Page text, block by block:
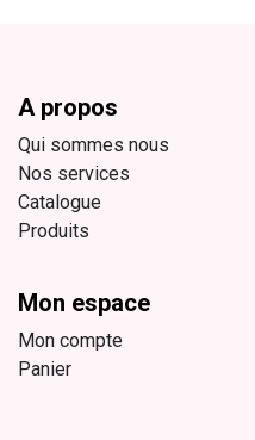
A propos
Qui sommes nous
Nos services
Catalogue
Produits
Mon espace
Mon compte
Panier